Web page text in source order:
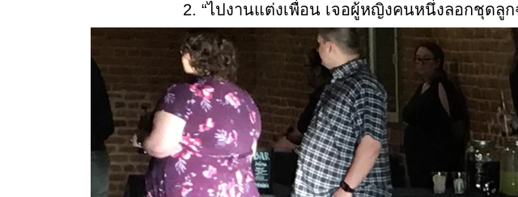
2. “ไปงานแต่งเพื่อน เจอผู้หญิงคนหนึ่งลอกชุดลูก